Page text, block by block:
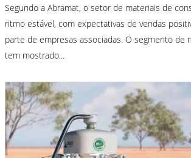
Segundo a Abramat, o setor de materiais de
ritmo estável, com expectativas de vendas
parte de empresas associadas. O segmento de
tem mostrado...